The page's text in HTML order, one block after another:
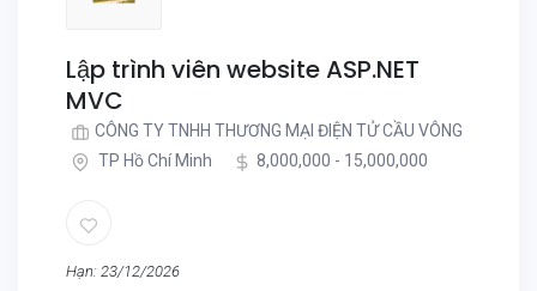
Lập trình viên website ASP.NET
MVC
CÔNG TY TNHH THƯƠNG MẠI ĐIỆN TỬ CẦU VÔNG
TP Hồ Chí Minh
8,000,000 - 15,000,000
Hạn: 23/12/2026